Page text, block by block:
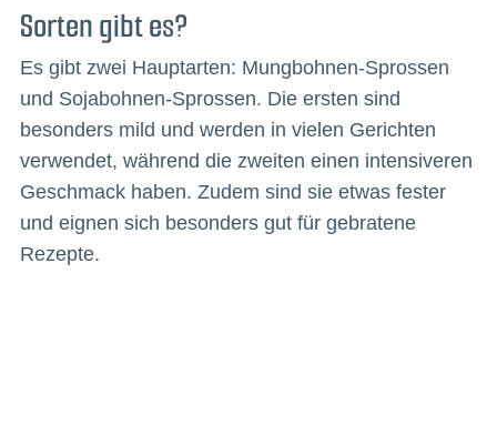
Sorten gibt es?
Es gibt zwei Hauptarten: Mungbohnen-Sprossen
und Sojabohnen-Sprossen. Die ersten sind
besonders mild und werden in vielen Gerichten
verwendet, während die zweiten einen intensiveren
Geschmack haben. Zudem sind sie etwas fester
und eignen sich besonders gut für gebratene
Rezepte.